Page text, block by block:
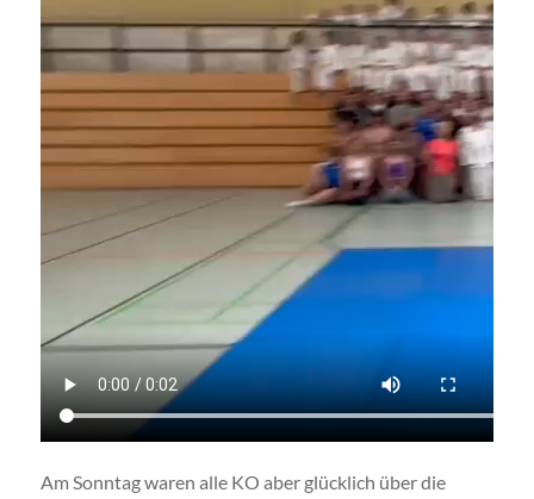
Am Sonntag waren alle KO aber glücklich über die